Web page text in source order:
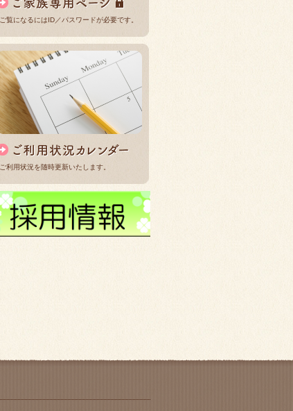
ご覧になるにはID／パスワードが必要です。
ご利用状況を随時更新いたします。